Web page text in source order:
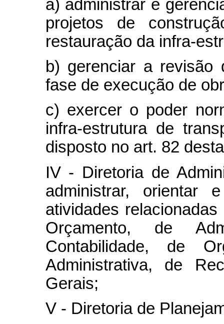
a) administrar e
projetos de
restauração da infra-
b) gerenciar a revisão
fase de execução de
c) exercer o poder
infra-estrutura de
disposto no art. 82
IV - Diretoria de
administrar, orientar
atividades
Orçamento, de
Contabilidade, de
Administrativa, de
Gerais;
V - Diretoria de